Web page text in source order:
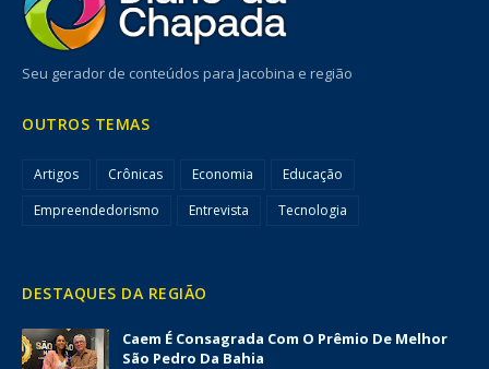
Seu gerador de conteúdos para Jacobina e região
OUTROS TEMAS
Artigos Crônicas Economia
Educação
Empreendedorismo
Entrevista Tecnologia
DESTAQUES DA REGIÃO
Caem É Consagrada Com O Prêmio De Melhor
São Pedro Da Bahia